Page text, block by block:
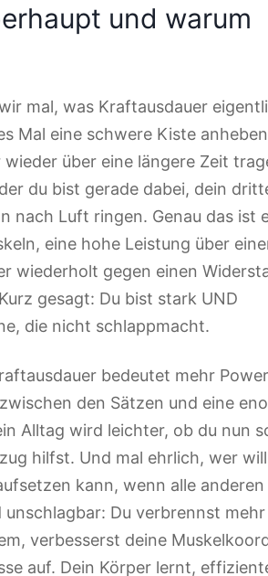
und warum
mal, was Kraftausdauer
Mal eine schwere Kiste
über eine längere Zeit
du bist gerade dabei, dein
nach Luft ringen. Genau das ist
eine hohe Leistung über
wiederholt gegen einen
gesagt: Du bist stark UND
die nicht schlappmacht.
bedeutet mehr
den Sätzen und eine
Alltag wird leichter, ob du nun
hilfst. Und mal ehrlich, wer
kann, wenn alle anderen
Du verbrennst mehr
verbesserst deine
auf. Dein Körper lernt,